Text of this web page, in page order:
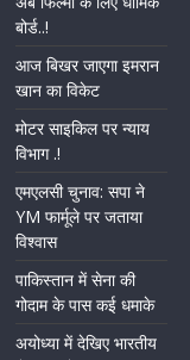
बोर्ड..!
आज बिखर जाएगा इमरान
खान का विकेट
मोटर साइकिल पर न्याय
विभाग .!
एमएलसी चुनाव: सपा ने
YM फार्मूले पर जताया
विश्वास
पाकिस्तान में सेना की
गोदाम के पास कई धमाके
अयोध्या में देखिए भारतीय